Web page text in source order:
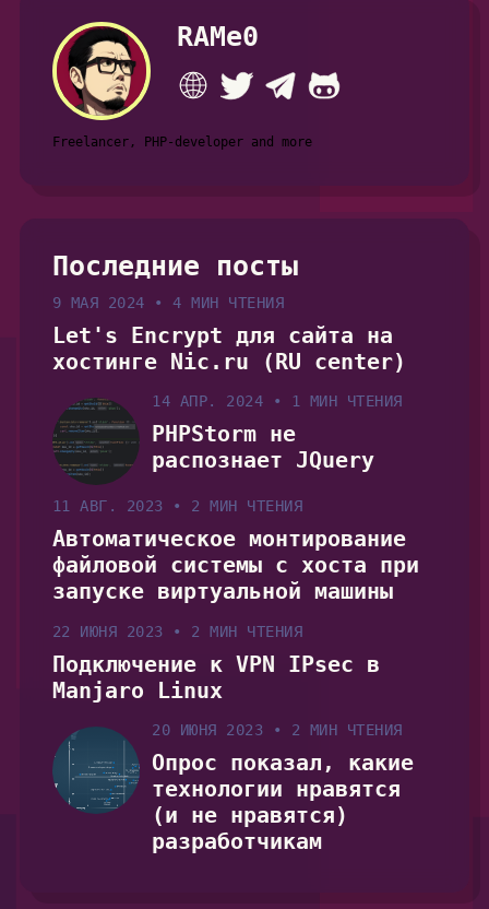
RAMe0
Freelancer, PHP-developer and more
Последние посты
9 МАЯ 2024 • 4 МИН ЧТЕНИЯ
Let's Encrypt для сайта на
хостинге Nic.ru (RU center)
14 АПР. 2024 • 1 МИН ЧТЕНИЯ
PHPStorm не
распознает JQuery
11 АВГ. 2023 • 2 МИН ЧТЕНИЯ
Автоматическое монтирование
файловой системы с хоста при
запуске виртуальной машины
22 ИЮНЯ 2023 • 2 МИН ЧТЕНИЯ
Подключение к VPN IPsec в
Manjaro Linux
20 ИЮНЯ 2023 • 2 МИН ЧТЕНИЯ
Опрос показал, какие
технологии нравятся
(и не нравятся)
разработчикам